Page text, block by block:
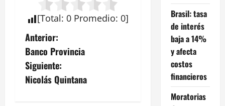
[Total: 0 Promedio: 0]
N
a
v
Anterior:
Banco Provincia
Siguiente:
Nicolás Quintana
Brasil: tasa
de interés
baja a 14%
y afecta
costos
financieros
Moratorias